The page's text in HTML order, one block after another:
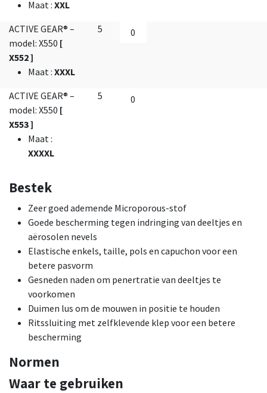
Maat: XXL
ACTIVE GEAR® –
model: X550 [
X552 ]
Maat: XXXL
5
ACTIVE GEAR® –
model: X550 [
X553 ]
Maat:
XXXXL
5
Bestek
Zeer goed ademende Microporous-stof
Goede bescherming tegen indringing van deeltjes en
aërosolen nevels
Elastische enkels, taille, pols en capuchon voor een
betere pasvorm
Gesneden naden om penertratie van deeltjes te
voorkomen
Duimen lus om de mouwen in positie te houden
Ritssluiting met zelfklevende klep voor een betere
bescherming
Normen
Waar te gebruiken